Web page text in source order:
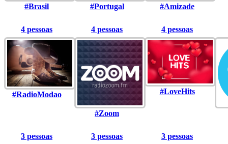
#Brasil #Portugal #Amizade
4 pessoas
#RadioModao
4 pessoas
#Zoom
4 pessoas
#LoveHits
3 pessoas 3 pessoas 3 pessoas